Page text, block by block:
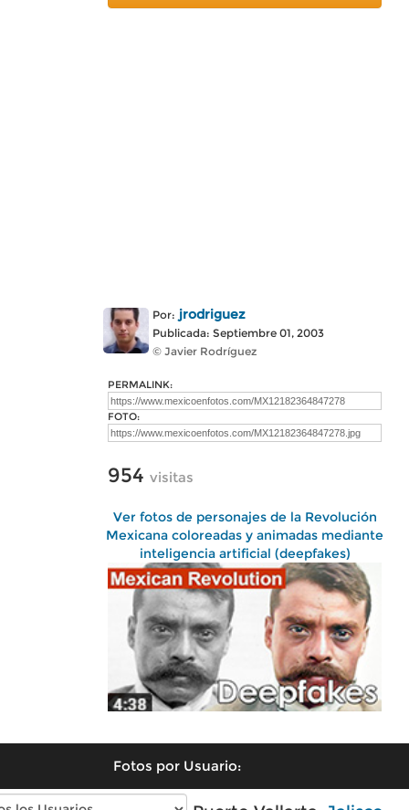
Por: jrodriguez
Publicada: Septiembre 01, 2003
© Javier Rodríguez
PERMALINK:
FOTO:
954 visitas
Ver fotos de personajes de la Revolución
Mexicana coloreadas y animadas mediante
inteligencia artificial (deepfakes)
Fotos por Usuario: